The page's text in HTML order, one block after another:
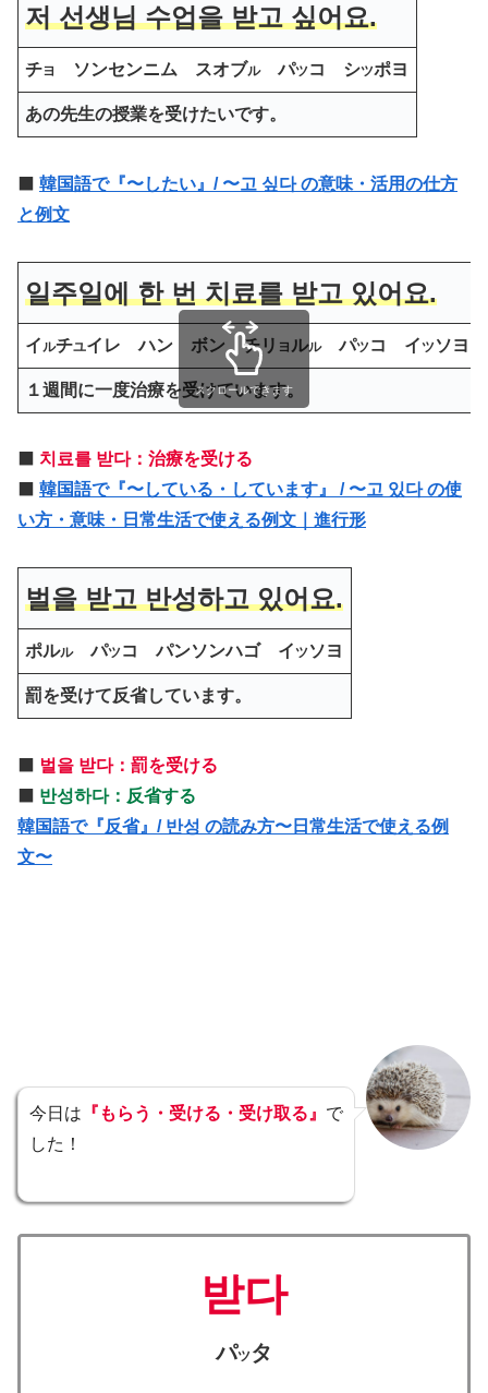
저 선생님 수업을 받고 싶어요.
チヨ ソンセンニム スオブルパツコ シツポヨ
あの先生の授業を受けたいです。
韓国語で『〜したい』/ 〜고 싶다 の意味・活用の仕方
と例文
일주일에 한 번 치료를 받고 있어요.
イ ルチユイレ ハン ボン チリ ヨ ルルパツコ イツソヨ
１週間に一度治療を受けています。
スクロールできます
치료를 받다：治療を受ける
韓国語で『〜している・しています』 / 〜고 있다 の使
い方・意味・日常生活で使える例文｜進行形
벌을 받고 반성하고 있어요.
ポルルパツコ パンソンハゴ イツソヨ
罰を受けて反省しています。
벌을 받다：罰を受ける
반성하다：反省する
韓国語で『反省』/ 반성 の読み方〜日常生活で使える例
文〜
今日は 『もらう・受ける・受け取る』 で
した！
받다
パツタ